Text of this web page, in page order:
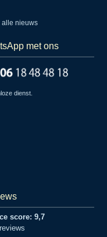
alle nieuws
met ons
dienst.
score: 9,7